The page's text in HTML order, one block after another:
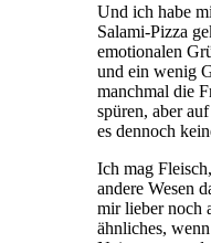
Und ich habe
Salami-Pizza
emotionalen
und ein wenig
manchmal die
spüren, aber
es dennoch
Ich mag
andere Wesen
mir lieber noch
ähnliches,